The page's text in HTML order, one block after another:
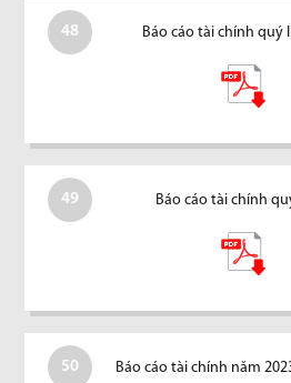
48 Báo cáo tài chính quý
49 Báo cáo tài chính
50 Báo cáo tài chính năm